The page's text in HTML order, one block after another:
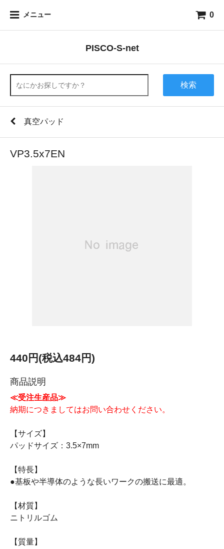
メニュー 0
PISCO-S-net
検索
真空パッド
VP3.5x7EN
440円(税込484円)
商品説明
≪受注生産品≫
納期につきましてはお問い合わせください。
【サイズ】
パッドサイズ：3.5×7mm
【特長】
●基板や半導体のような長いワークの搬送に最適。
【材質】
ニトリルゴム
【質量】